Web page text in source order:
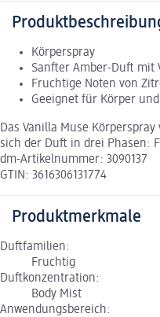
Körperspray
Sanfter Amber-Duft mit
Fruchtige Noten von
Geeignet für Körper
Das Vanilla Muse
sich der Duft in drei Phasen:
dm-Artikelnummer: 3090137
GTIN: 3616306131774
Produktmerkmale
Duftfamilien:
Fruchtig
Duftkonzentration:
Body Mist
Anwendungsbereich: